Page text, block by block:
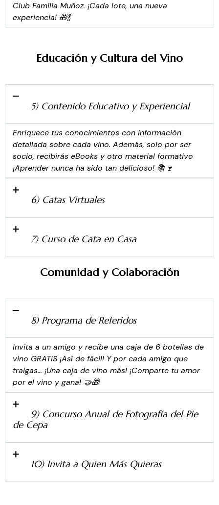
Club Familia Muñoz. ¡Cada lote, una nueva
experiencia! 🎁🍾
Educación y Cultura del Vino
5) Contenido Educativo y Experiencial
Enriquece tus conocimientos con información
detallada sobre cada vino. Además, solo por ser
socio, recibirás eBooks y otro material formativo
¡Aprender nunca ha sido tan delicioso! 📚🍷
6) Catas Virtuales
7) Curso de Cata en Casa
Comunidad y Colaboración
8) Programa de Referidos
Invita a un amigo y recibe una caja de 6 botellas de
vino GRATIS ¡Así de fácil! Y por cada amigo que
traigas… ¡Una caja de vino más! ¡Comparte tu amor
por el vino y gana! 🤝🎁
9) Concurso Anual de Fotografía del Pie
de Cepa
10) Invita a Quien Más Quieras